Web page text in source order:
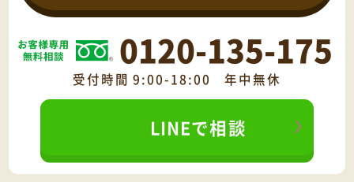
0120-135-175
受付時間 9:00-18:00 年中無休
LINEで相談